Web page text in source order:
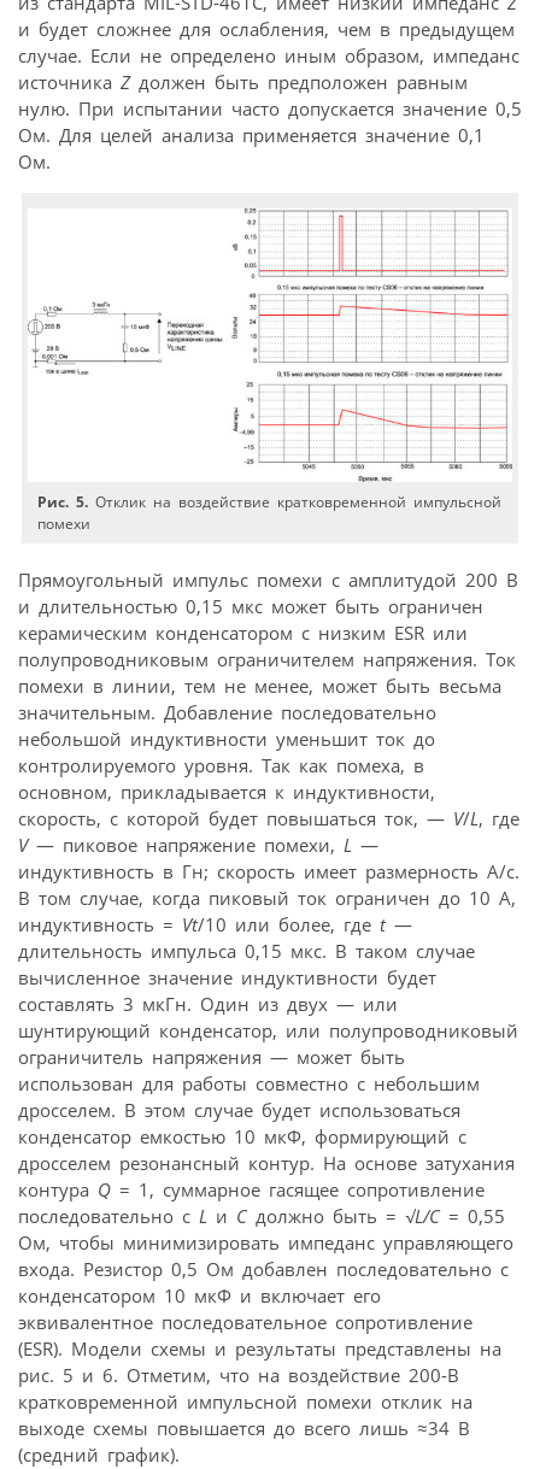
и будет сложнее для ослабления, чем в предыдущем
случае. Если не определено иным образом, импеданс
источника Zдолжен быть предположен равным
нулю. При испытании часто допускается значение 0,5
Ом. Для целей анализа применяется значение 0,1
Ом.
Рис. 5. Отклик на воздействие кратковременной импульсной
помехи
Прямоугольный импульс помехи с амплитудой 200 В
и длительностью 0,15 мкс может быть ограничен
керамическим конденсатором с низким ESR или
полупроводниковым ограничителем напряжения. Ток
помехи в линии, тем не менее, может быть весьма
значительным. Добавление последовательно
небольшой индуктивности уменьшит ток до
контролируемого уровня. Так как помеха, в
основном, прикладывается к индуктивности,
скорость, с которой будет повышаться ток, — V/L, где
V— пиковое напряжение помехи, L —
индуктивность в Гн; скорость имеет размерность A/с.
В том случае, когда пиковый ток ограничен до 10 A,
индуктивность = Vt/10 или более, где t—
длительность импульса 0,15 мкс. В таком случае
вычисленное значение индуктивности будет
составлять 3 мкГн. Один из двух — или
шунтирующий конденсатор, или полупровод­никовый
ограничитель напряжения — может быть
использован для работы совместно с небольшим
дросселем. В этом случае будет использоваться
конденсатор емкостью 10 мкФ, формирующий с
дросселем резонансный контур. На основе затухания
контура Q = 1, суммарное гасящее сопротивление
последовательно с L и Cдолжно быть = √L/C= 0,55
Ом, чтобы минимизировать импеданс управляющего
входа. Резистор 0,5 Ом добавлен последовательно с
конденсатором 10 мкФ и включает его
эквивалентное последовательное сопротивление
(ESR). Модели схемы и результаты представлены на
рис. 5 и 6. Отметим, что на воздействие 200-В
кратковременной импульсной помехи отклик на
выходе схемы повышается до всего лишь ≈34 В
(средний график).